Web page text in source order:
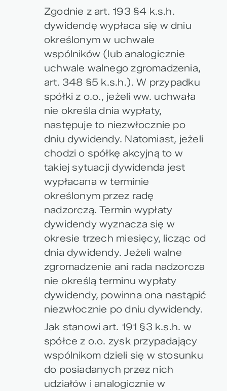
Zgodnie z art. 193 §4 k.s.h.
dywidendę wypłaca się w dniu
określonym w uchwale
wspólników (lub analogicznie
uchwale walnego zgromadzenia,
art. 348 §5 k.s.h.). W przypadku
spółki z o.o., jeżeli ww. uchwała
nie określa dnia wypłaty,
następuje to niezwłocznie po
dniu dywidendy. Natomiast, jeżeli
chodzi o spółkę akcyjną to w
takiej sytuacji dywidenda jest
wypłacana w terminie
określonym przez radę
nadzorczą. Termin wypłaty
dywidendy wyznacza się w
okresie trzech miesięcy, licząc od
dnia dywidendy. Jeżeli walne
zgromadzenie ani rada nadzorcza
nie określą terminu wypłaty
dywidendy, powinna ona nastąpić
niezwłocznie po dniu dywidendy.
Jak stanowi art. 191 §3 k.s.h. w
spółce z o.o. zysk przypadający
wspólnikom dzieli się w stosunku
do posiadanych przez nich
udziałów i analogicznie w